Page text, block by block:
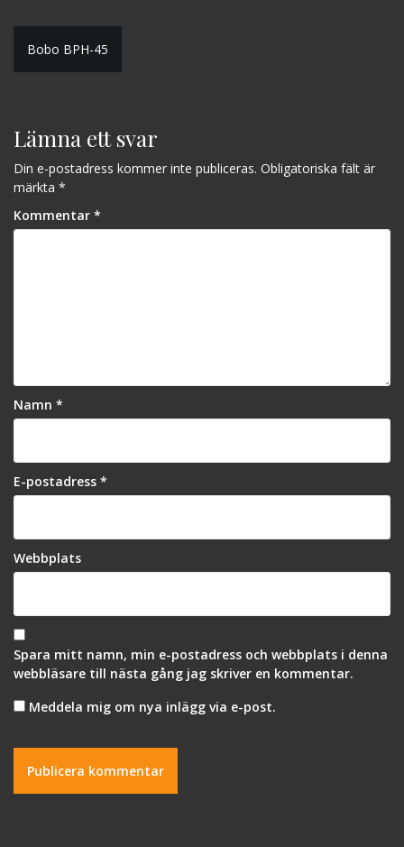
Inläggsnavigering
Bobo BPH-45
Lämna ett svar
Din e-postadress kommer inte publiceras. Obligatoriska fält är
märkta *
Kommentar *
Namn *
E-postadress *
Webbplats
Spara mitt namn, min e-postadress och webbplats i denna
webbläsare till nästa gång jag skriver en kommentar.
Meddela mig om nya inlägg via e-post.